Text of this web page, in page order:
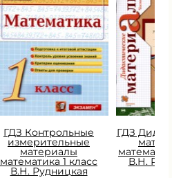
ГДЗ Контрольные
измерительные
материалы
математика 1 класс
В.Н. Рудницкая
ГДЗ
В.Н.